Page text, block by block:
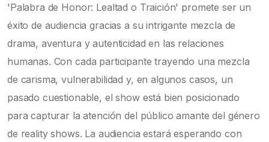
'Palabra de Honor: Lealtad o Traición' promete ser un
éxito de audiencia gracias a su intrigante mezcla de
drama, aventura y autenticidad en las relaciones
humanas. Con cada participante trayendo una mezcla
de carisma, vulnerabilidad y, en algunos casos, un
pasado cuestionable, el show está bien posicionado
para capturar la atención del público amante del género
de reality shows. La audiencia estará esperando con